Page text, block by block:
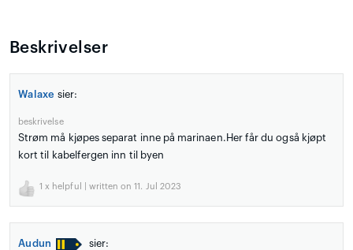
Beskrivelser
Walaxe sier:
beskrivelse
Strøm må kjøpes separat inne på marinaen.Her får du også kjøpt
kort til kabelfergen inn til byen
1 x helpful | written on 11. Jul 2023
Audun sier: